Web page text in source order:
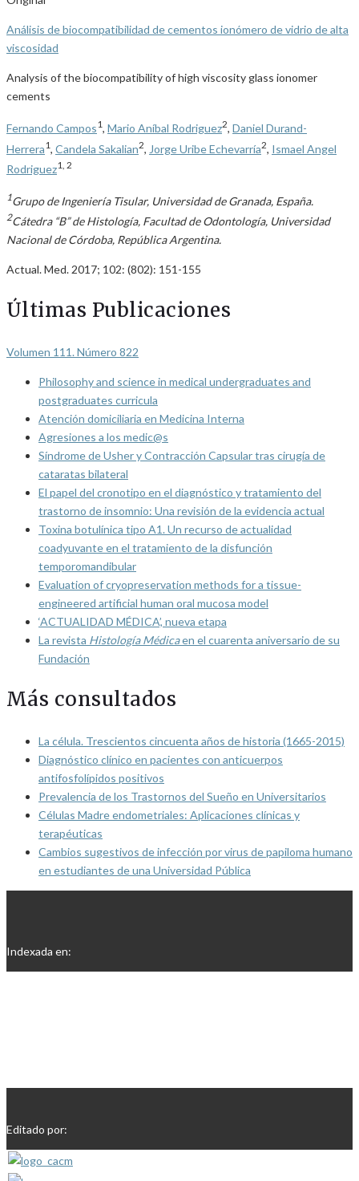
Análisis de biocompatibilidad de cementos ionómero de vidrio de alta
viscosidad
Analysis of the biocompatibility of high viscosity glass ionomer
cements
Fernando Campos1, Mario Aníbal Rodriguez2, Daniel Durand-
Herrera1 Candela Sakalian2 Jorge Uribe Echevarría2 Ismael Angel
Rodriguez1, 2
1Grupo de Ingeniería Tisular, Universidad de Granada, España.
2Cátedra “B” de Histología, Facultad de Odontología, Universidad
Nacional de Córdoba, República Argentina.
Actual. Med. 2017; 102: (802): 151-155
Últimas Publicaciones
Volumen 111. Número 822
Philosophy and science in medical undergraduates and
postgraduates curricula
Atención domiciliaria en Medicina Interna
Agresiones a los medic@s
Síndrome de Usher y Contracción Capsular tras cirugía de
cataratas bilateral
El papel del cronotipo en el diagnóstico y tratamiento del
trastorno de insomnio: Una revisión de la evidencia actual
Toxina botulínica tipo A1. Un recurso de actualidad
coadyuvante en el tratamiento de la disfunción
temporomandibular
Evaluation of cryopreservation methods for a tissue-
engineered artificial human oral mucosa model
‘ACTUALIDAD MÉDICA’, nueva etapa
La revista Histología Médicaen el cuarenta aniversario de su
Fundación
Más consultados
La célula. Trescientos cincuenta años de historia (1665-2015)
Diagnóstico clínico en pacientes con anticuerpos
antifosfolípidos positivos
Prevalencia de los Trastornos del Sueño en Universitarios
Células Madre endometriales: Aplicaciones clínicas y
terapéuticas
Cambios sugestivos de infección por virus de papiloma humano
en estudiantes de una Universidad Pública
Indexada en:
Editado por: